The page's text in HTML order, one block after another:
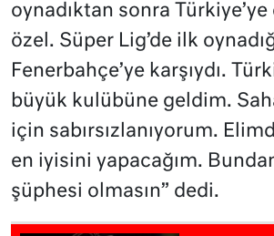
oynadıktan sonra
özel. Süper Lig’de ilk
Fenerbahçe’ye karşıydı.
büyük kulübüne geldim.
için sabırsızlanıyorum.
en iyisini yapacağım.
şüphesi olmasın” dedi.